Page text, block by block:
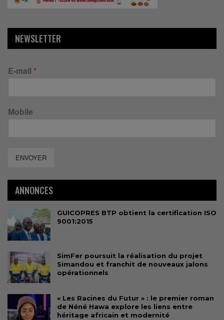
NEWSLETTER
E-mail *
Mobile
ENVOYER
ANNONCES
GUICOPRES BTP obtient la certification ISO
9001:2015
SimFer poursuit la réalisation du projet
Simandou et franchit de nouveaux jalons
opérationnels
« Les Racines du Futur » : le premier roman
de Néné Hawa explore les liens entre
héritage africain et modernité